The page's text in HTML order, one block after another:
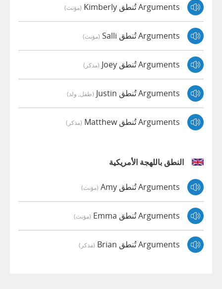
Arguments تُنطق Kimberly (مؤنث)
Arguments تُنطق Salli (مؤنث)
Arguments تُنطق Joey (مذكر)
Arguments تُنطق Justin (طفل, ولد)
Arguments تُنطق Matthew (مذكر)
النطق باللهجة الأمريكية
Arguments تُنطق Amy (مؤنث)
Arguments تُنطق Emma (مؤنث)
Arguments تُنطق Brian (مذكر)